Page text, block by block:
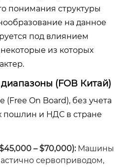
понимания структуры
на данное
под влиянием
из которых
(FOB Китай)
On Board), без учета
пошлин и НДС в стране
– $70,000):Машины
сервоприводом,